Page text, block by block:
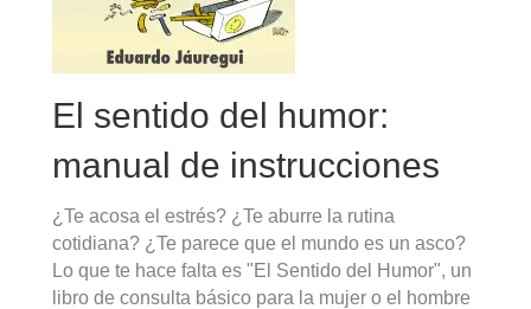
El sentido del humor:
manual de instrucciones
¿Te acosa el estrés? ¿Te aburre la rutina
cotidiana? ¿Te parece que el mundo es un asco?
Lo que te hace falta es "El Sentido del Humor", un
libro de consulta básico para la mujer o el hombre